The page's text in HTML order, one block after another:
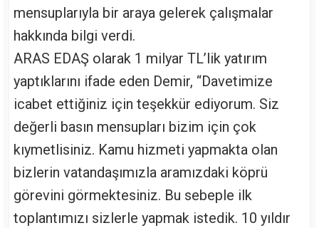
mensuplarıyla bir araya gelerek çalışmalar
hakkında bilgi verdi.
ARAS EDAŞ olarak 1 milyar TL’lik yatırım
yaptıklarını ifade eden Demir, “Davetimize
icabet ettiğiniz için teşekkür ediyorum. Siz
değerli basın mensupları bizim için çok
kıymetlisiniz. Kamu hizmeti yapmakta olan
bizlerin vatandaşımızla aramızdaki köprü
görevini görmektesiniz. Bu sebeple ilk
toplantımızı sizlerle yapmak istedik. 10 yıldır